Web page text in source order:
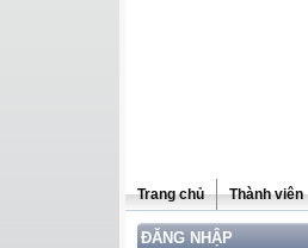
Trang chủ Thành viên
ĐĂNG NHẬP